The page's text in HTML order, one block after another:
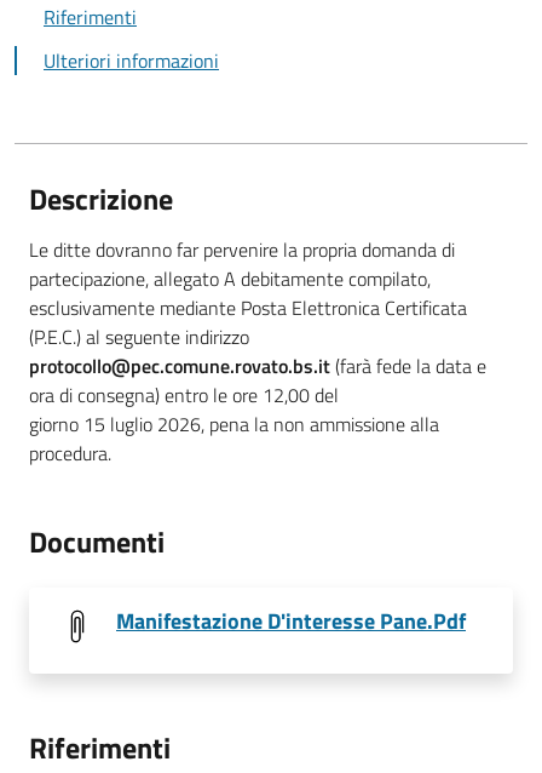
Riferimenti
Ulteriori informazioni
Descrizione
Le ditte dovranno far pervenire la propria domanda di
partecipazione, allegato A debitamente compilato,
esclusivamente mediante Posta Elettronica Certificata
(P.E.C.) al seguente indirizzo
protocollo@pec.comune.rovato.bs.it(farà fede la data e
ora di consegna) entro le ore 12,00 del
giorno 15 luglio 2026, pena la non ammissione alla
procedura.
Documenti
Manifestazione D'interesse Pane.Pdf
Riferimenti